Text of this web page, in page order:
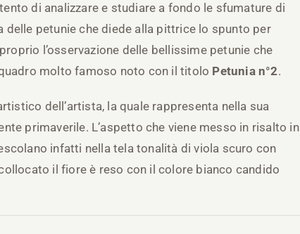
di analizzare e studiare a fondo le sfumature di
petunie che diede alla pittrice lo spunto per
l’osservazione delle bellissime petunie che
molto famoso noto con il titolo Petunia n°2.
dell’artista, la quale rappresenta nella sua
primaverile. L’aspetto che viene messo in risalto in
infatti nella tela tonalità di viola scuro con
il fiore è reso con il colore bianco candido